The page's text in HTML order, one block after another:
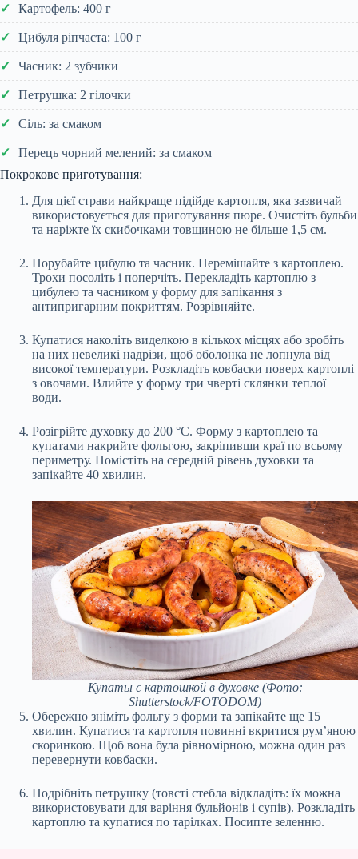
Картофель: 400 г
Цибуля ріпчаста: 100 г
Часник: 2 зубчики
Петрушка: 2 гілочки
Сіль: за смаком
Перець чорний мелений: за смаком
Покрокове приготування:
Для цієї страви найкраще підійде картопля, яка зазвичай
використовується для приготування пюре. Очистіть бульби
та наріжте їх скибочками товщиною не більше 1,5 см.
Порубайте цибулю та часник. Перемішайте з картоплею.
Трохи посоліть і поперчіть. Перекладіть картоплю з
цибулею та часником у форму для запікання з
антипригарним покриттям. Розрівняйте.
Купатися наколіть виделкою в кількох місцях або зробіть
на них невеликі надрізи, щоб оболонка не лопнула від
високої температури. Розкладіть ковбаски поверх картоплі
з овочами. Влийте у форму три чверті склянки теплої
води.
Розігрійте духовку до 200 °C. Форму з картоплею та
купатами накрийте фольгою, закріпивши краї по всьому
периметру. Помістіть на середній рівень духовки та
запікайте 40 хвилин.
Купаты с картошкой в духовке(Фото:
Shutterstock/FOTODOM)
Обережно зніміть фольгу з форми та запікайте ще 15
хвилин. Купатися та картопля повинні вкритися рум’яною
скоринкою. Щоб вона була рівномірною, можна один раз
перевернути ковбаски.
Подрібніть петрушку (товсті стебла відкладіть: їх можна
використовувати для варіння бульйонів і супів). Розкладіть
картоплю та купатися по тарілках. Посипте зеленню.